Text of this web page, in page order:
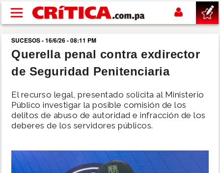
Pasar al contenido principal
buscar
SUCESOS
NACIONAL
POLÍTICA
SHOW
SUCESOS - 16/6/26 - 08:11 PM
Querella penal contra exdirector
de Seguridad Penitenciaria
El recurso legal, presentado solicita al Ministerio
Público investigar la posible comisión de los
delitos de abuso de autoridad e infracción de los
deberes de los servidores públicos.